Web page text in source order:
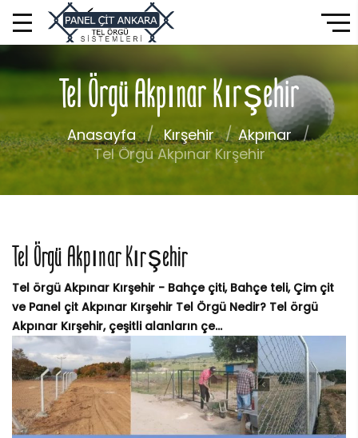
Tel Örgü Akpınar Kırşehir
Anasayfa Kırşehir
Akpınar
Tel Örgü Akpınar Kırşehir
Tel Örgü Akpınar Kırşehir
Tel örgü Akpınar Kırşehir - Bahçe çiti, Bahçe teli, Çim çit
ve Panel çit Akpınar Kırşehir Tel Örgü Nedir? Tel örgü
Akpınar Kırşehir, çeşitli alanların çe...